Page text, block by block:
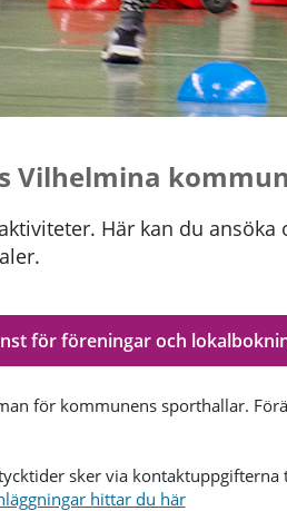
Vilhelmina kommun
Här kan du ansöka
för föreningar och
för kommunens sporthallar.
sker via kontaktuppgifterna
hittar du här